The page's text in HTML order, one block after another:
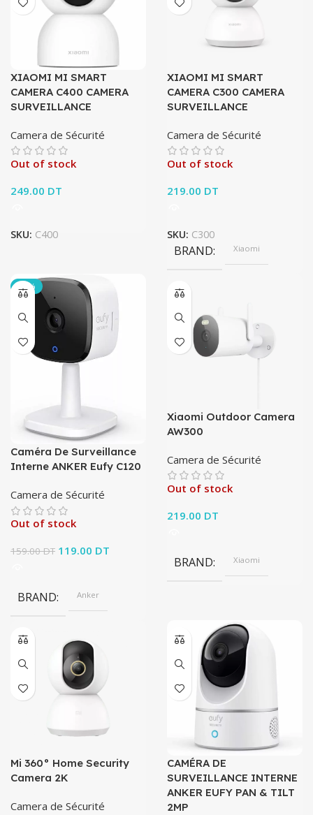
XIAOMI MI SMART
CAMERA C400 CAMERA
SURVEILLANCE
Camera de Sécurité
Out of stock
249.00 DT
SKU: C400
XIAOMI MI SMART
CAMERA C300 CAMERA
SURVEILLANCE
Camera de Sécurité
Out of stock
219.00 DT
SKU: C300
BRAND Xiaomi
-25%
Caméra De Surveillance
Interne ANKER Eufy C120
Camera de Sécurité
Out of stock
159.00DT Le prix initial
119.00 DT
BRAND Anker
Xiaomi Outdoor Camera
AW300
Camera de Sécurité
Out of stock
219.00 DT
BRAND Xiaomi
Mi 360° Home Security
Camera 2K
Camera de Sécurité
CAMÉRA DE
SURVEILLANCE INTERNE
ANKER EUFY PAN & TILT
2MP